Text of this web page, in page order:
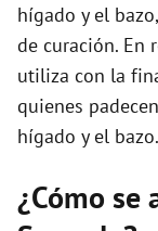
hígado y el
de curación. En
utiliza con la
quienes
hígado y el bazo.
¿Cómo se